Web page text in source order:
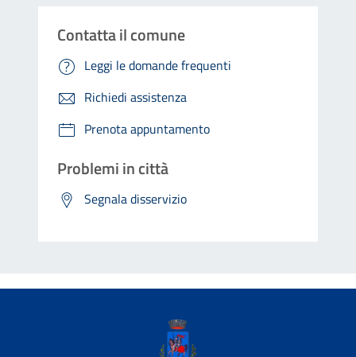
Contatta il comune
Leggi le domande frequenti
Richiedi assistenza
Prenota appuntamento
Problemi in città
Segnala disservizio